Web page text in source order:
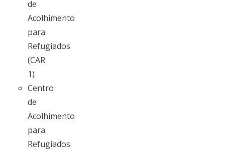
de
Acolhimento
para
Refugiados
(CAR
1)
Centro
de
Acolhimento
para
Refugiados